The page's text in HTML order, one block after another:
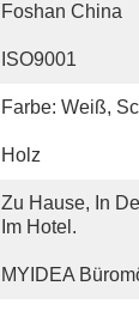
Foshan China
ISO9001
Farbe: Weiß,
Holz
Zu Hause, In
Im Hotel.
MYIDEA